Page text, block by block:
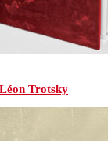
Trotsky